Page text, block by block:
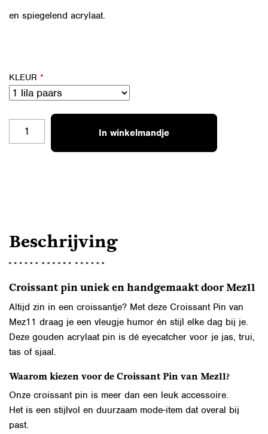
en spiegelend acrylaat.
KLEUR *
PINS
CROISSANT
In winkelmandje
Beschrijving
Croissant pin uniek en handgemaakt door Mez11
Altijd zin in een croissantje? Met deze Croissant Pin van
Mez11 draag je een vleugje humor én stijl elke dag bij je.
Deze gouden acrylaat pin is dé eyecatcher voor je jas, trui,
tas of sjaal.
Waarom kiezen voor de Croissant Pin van Mez11?
Onze croissant pin is meer dan een leuk accessoire.
Het is een stijlvol en duurzaam mode-item dat overal bij
past.